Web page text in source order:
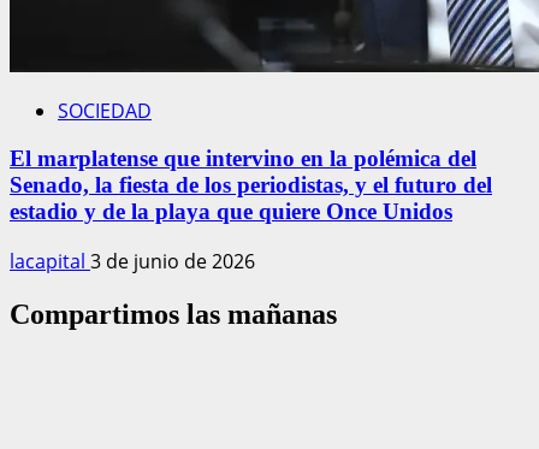
SOCIEDAD
El marplatense que intervino en la polémica del
Senado, la fiesta de los periodistas, y el futuro del
estadio y de la playa que quiere Once Unidos
lacapital 3 de junio de 2026
Compartimos las mañanas